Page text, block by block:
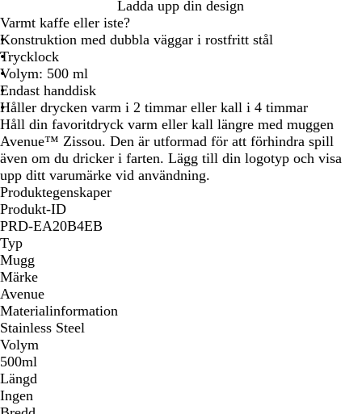
i
l
v
e
r
f
ä
r
g
a
d
Ladda upp din design
Varmt kaffe eller iste?
Konstruktion med dubbla väggar i rostfritt stål
Trycklock
Volym: 500 ml
Endast handdisk
Håller drycken varm i 2 timmar eller kall i 4 timmar
Håll din favoritdryck varm eller kall längre med muggen
Avenue™ Zissou. Den är utformad för att förhindra spill
även om du dricker i farten. Lägg till din logotyp och visa
upp ditt varumärke vid användning.
Produktegenskaper
Produkt-ID
PRD-EA20B4EB
Typ
Mugg
Märke
Avenue
Materialinformation
Stainless Steel
Volym
500ml
Längd
Ingen